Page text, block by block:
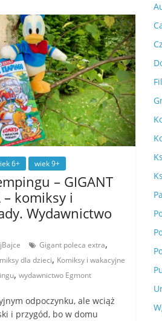
6+ wiek 9+
– GIGANT
– komiksy i
Wydawnictwo
Gigant poleca extra,
dla dzieci, Komiksy i wakacyjne
,wydawnictwo Egmont
odpoczynku, ale wciąż
i przygód, bo w domu